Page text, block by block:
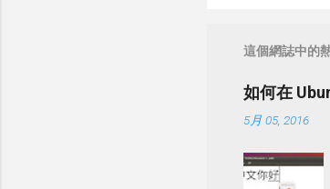
這個網誌中的
如何在
5月 05, 2016